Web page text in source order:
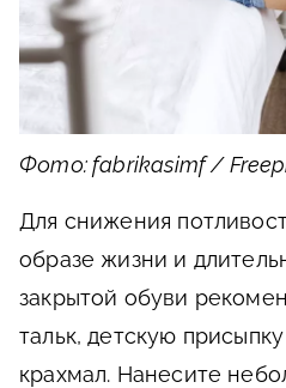
Фото: fabrikasimf /
Для снижения
образе жизни и
закрытой обуви
тальк, детскую
крахмал. Нанесите